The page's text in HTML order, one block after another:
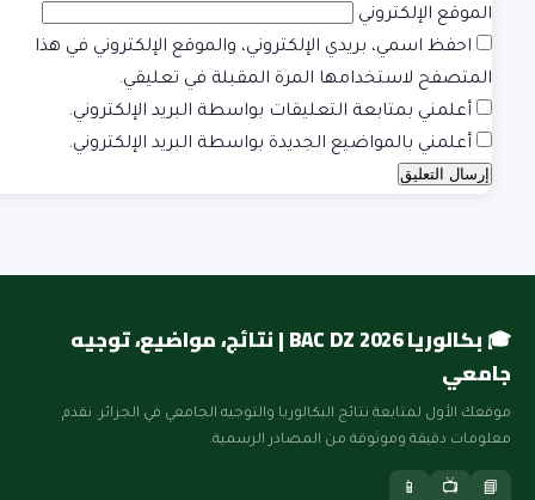
الموقع الإلكتروني
احفظ اسمي، بريدي الإلكتروني، والموقع الإلكتروني في هذا
المتصفح لاستخدامها المرة المقبلة في تعليقي.
أعلمني بمتابعة التعليقات بواسطة البريد الإلكتروني.
أعلمني بالمواضيع الجديدة بواسطة البريد الإلكتروني.
🎓 بكالوريا BAC DZ 2026 | نتائج، مواضيع، توجيه
جامعي
موقعك الأول لمتابعة نتائج البكالوريا والتوجيه الجامعي في الجزائر. نقدم
معلومات دقيقة وموثوقة من المصادر الرسمية.
📘
📺
📱